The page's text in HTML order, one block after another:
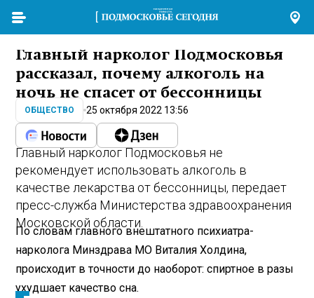
Главный нарколог Подмосковья
рассказал, почему алкоголь на
ночь не спасет от бессонницы
ОБЩЕСТВО 25 октября 2022 13:56
Главный нарколог Подмосковья не
рекомендует использовать алкоголь в
качестве лекарства от бессонницы, передает
пресс-служба Министерства здравоохранения
Московской области.
По словам главного внештатного психиатра-
нарколога Минздрава МО Виталия Холдина,
происходит в точности до наоборот: спиртное в разы
ухудшает качество сна.